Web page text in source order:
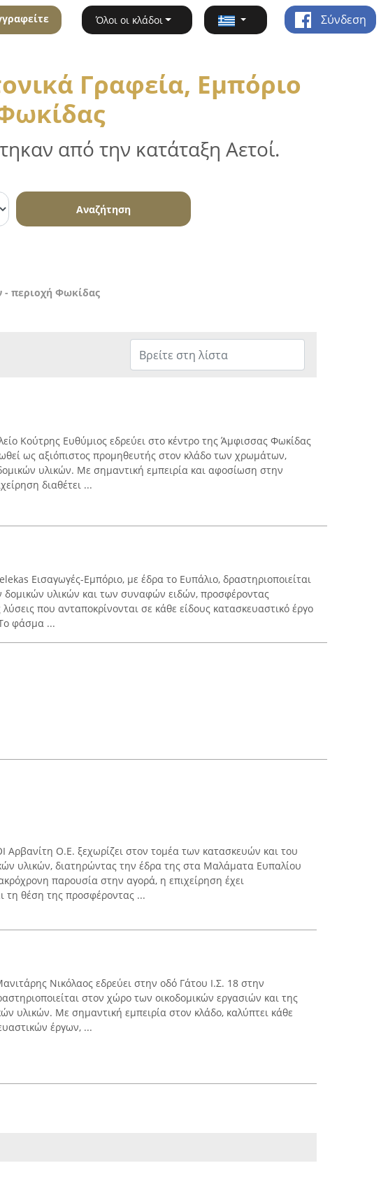
Όλοι οι κλάδοι Σύνδεση
Γραφεία, Εμπόριο
από την κατάταξη Αετοί.
Αναζήτηση
- περιοχή Φωκίδας
Κούτρης Ευθύμιος εδρεύει στο κέντρο της Άμφισσας Φωκίδας
ως αξιόπιστος προμηθευτής στον κλάδο των χρωμάτων,
υλικών. Με σημαντική εμπειρία και αφοσίωση στην
διαθέτει ...
Εισαγωγές-Εμπόριο, με έδρα το Ευπάλιο, δραστηριοποιείται
δομικών υλικών και των συναφών ειδών, προσφέροντας
που ανταποκρίνονται σε κάθε είδους κατασκευαστικό έργο
φάσμα ...
Αρβανίτη Ο.Ε. ξεχωρίζει στον τομέα των κατασκευών και του
υλικών, διατηρώντας την έδρα της στα Μαλάματα Ευπαλίου
παρουσία στην αγορά, η επιχείρηση έχει
τη θέση της προσφέροντας ...
Νικόλαος εδρεύει στην οδό Γάτου Ι.Σ. 18 στην
στον χώρο των οικοδομικών εργασιών και της
υλικών. Με σημαντική εμπειρία στον κλάδο, καλύπτει κάθε
έργων, ...